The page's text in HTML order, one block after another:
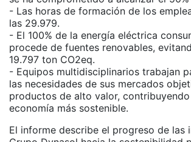
- Las horas de formación de los
las 29.979.
- El 100% de la energía eléctrica
procede de fuentes renovables,
19.797 ton CO2eq.
- Equipos multidisciplinarios trabajan
las necesidades de sus mercados
productos de alto valor, contribuyendo
economía más sostenible.
El informe describe el progreso de las